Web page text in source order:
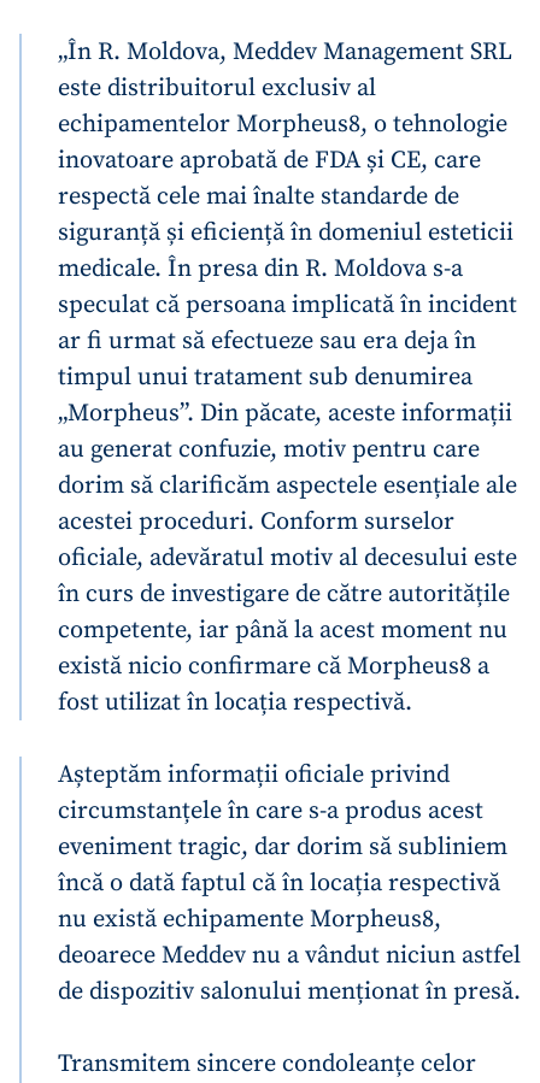
„În R. Moldova, Meddev Management SRL
este distribuitorul exclusiv al
echipamentelor Morpheus8, o tehnologie
inovatoare aprobată de FDA și CE, care
respectă cele mai înalte standarde de
siguranță și eficiență în domeniul esteticii
medicale. În presa din R. Moldova s-a
speculat că persoana implicată în incident
ar fi urmat să efectueze sau era deja în
timpul unui tratament sub denumirea
„Morpheus”. Din păcate, aceste informații
au generat confuzie, motiv pentru care
dorim să clarificăm aspectele esențiale ale
acestei proceduri. Conform surselor
oficiale, adevăratul motiv al decesului este
în curs de investigare de către autoritățile
competente, iar până la acest moment nu
există nicio confirmare că Morpheus8 a
fost utilizat în locația respectivă.
Așteptăm informații oficiale privind
circumstanțele în care s-a produs acest
eveniment tragic, dar dorim să subliniem
încă o dată faptul că în locația respectivă
nu există echipamente Morpheus8,
deoarece Meddev nu a vândut niciun astfel
de dispozitiv salonului menționat în presă.
Transmitem sincere condoleanțe celor